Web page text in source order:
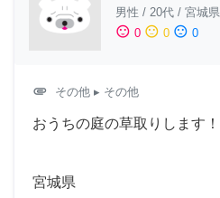
男性 / 20代 / 宮城県
sentiment_satisfied 0 sentiment_neutral 0 sentiment_dissatisfied 0
attachment その他 ▸ その他
おうちの庭の草取りします！
宮城県